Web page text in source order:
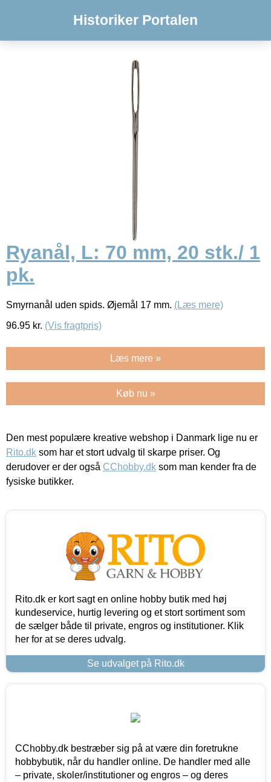
Historiker Portalen
Ryanål, L: 70 mm, 20 stk./ 1
pk.
Smyrnanål uden spids. Øjemål 17 mm. (Læs mere)
96.95 kr. (Vis fragtpris)
Læs mere »
Køb nu »
Den mest populære kreative webshop i Danmark lige nu er
Rito.dk som har et stort udvalg til skarpe priser. Og
derudover er der også CChobby.dk som man kender fra de
fysiske butikker.
Rito.dk er kort sagt en online hobby butik med høj
kundeservice, hurtig levering og et stort sortiment som
de sælger både til private, engros og institutioner. Klik
her for at se deres udvalg.
Se udvalget på Rito.dk
CChobby.dk bestræber sig på at være din foretrukne
hobbybutik, når du handler online. De handler med alle
– private, skoler/institutioner og engros – og deres